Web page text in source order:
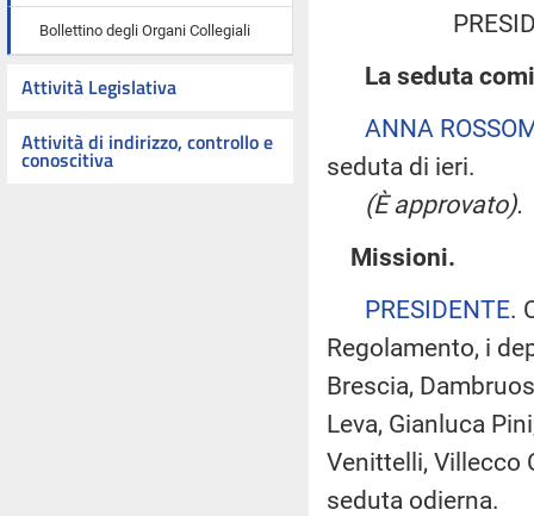
Bollettino degli Organi Collegiali
Attività Legislativa
Attività di indirizzo, controllo e
conoscitiva
La seduta
ANNA
seduta di ieri.
(È approvato).
Missioni.
PRESIDENTE.
Regolamento, i
Brescia,
Leva, Gianluca
Venittelli, Villecco
seduta odierna.